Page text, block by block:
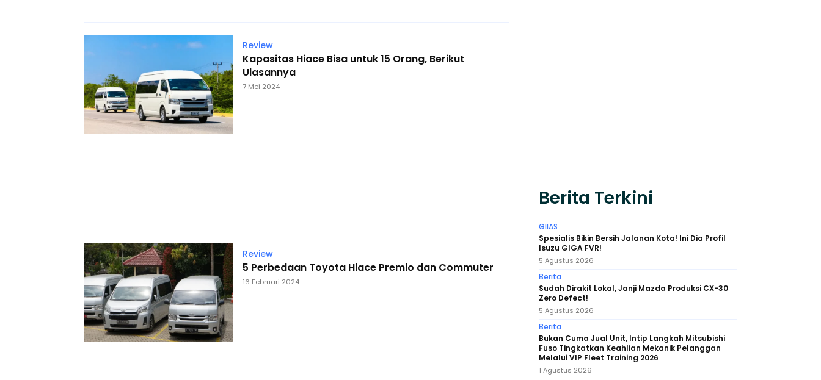
Review
Kapasitas Hiace Bisa untuk 15 Orang, Berikut
Ulasannya
7 Mei 2024
Review
5 Perbedaan Toyota Hiace Premio dan Commuter
16 Februari 2024
Berita Terkini
GIIAS
Spesialis Bikin Bersih Jalanan Kota! Ini Dia Profil
Isuzu GIGA FVR!
5 Agustus 2026
Berita
Sudah Dirakit Lokal, Janji Mazda Produksi CX-30
Zero Defect!
5 Agustus 2026
Berita
Bukan Cuma Jual Unit, Intip Langkah Mitsubishi
Fuso Tingkatkan Keahlian Mekanik Pelanggan
Melalui VIP Fleet Training 2026
1 Agustus 2026